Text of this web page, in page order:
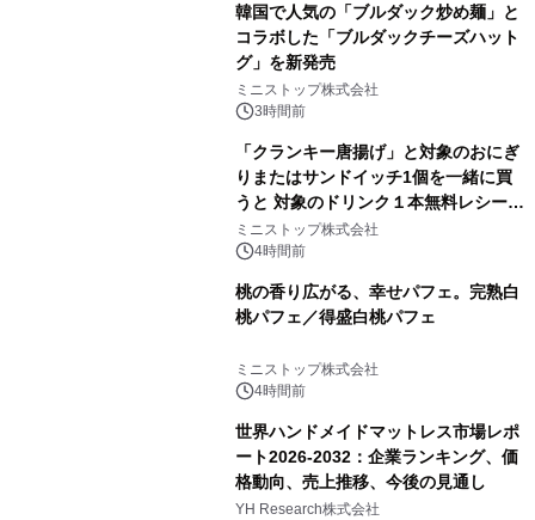
韓国で人気の「ブルダック炒め麺」と
コラボした「ブルダックチーズハット
グ」を新発売
ミニストップ株式会社
3時間前
「クランキー唐揚げ」と対象のおにぎ
りまたはサンドイッチ1個を一緒に買
うと 対象のドリンク１本無料レシート
クーポンもらえる！※1
ミニストップ株式会社
4時間前
桃の香り広がる、幸せパフェ。完熟白
桃パフェ／得盛白桃パフェ
ミニストップ株式会社
4時間前
世界ハンドメイドマットレス市場レポ
ート2026-2032：企業ランキング、価
格動向、売上推移、今後の見通し
YH Research株式会社